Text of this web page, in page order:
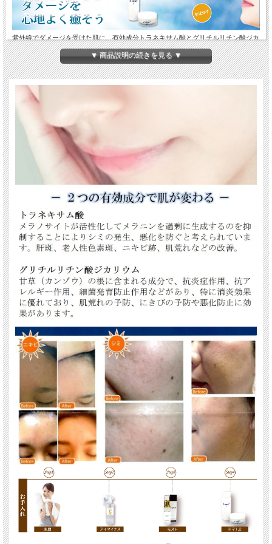
紫外線でダメージを受けた肌に。有効成分トラネキサム酸とグリチルリチン酸ジカ
リウムの成分がWで働きかけます。抗炎症作用、美白、お肌を健やかに整える、薬
用化粧水です。
▼ 商品説明の続きを見る ▼